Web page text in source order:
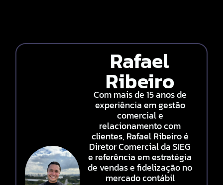
Rafael
Ribeiro
Com mais de 15 anos de
experiência em gestão
comercial e
relacionamento com
clientes, Rafael Ribeiro é
Diretor Comercial da SIEG
e referência em estratégia
de vendas e fidelização no
mercado contábil